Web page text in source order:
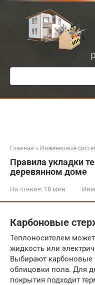
Перейти
Поиск:
Главная » Инженерные
Правила укладки
деревянном доме
На чтение: 18 мин
Карбоновые
Теплоносителем
жидкость или
Выбирают карбоновые
облицовки пола. Для
покрытия подходит